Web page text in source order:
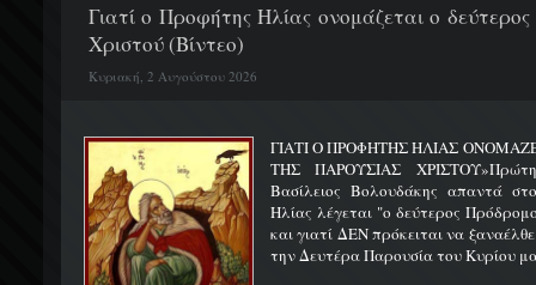
Γιατί ο Προφήτης Ηλίας ονομάζεται ο
Χριστού (Βίντεο)
Κυριακή, 2 Αυγούστου 2026
ΓΙΑΤΙ Ο ΠΡΟΦΗΤΗΣ ΗΛΙΑΣ
ΤΗΣ ΠΑΡΟΥΣΙΑΣ
Βασίλειος Βολουδάκης απαντά
Ηλίας λέγεται "ο δεύτερος
και γιατί ΔΕΝ πρόκειται να
την Δευτέρα Παρουσία του Κυρίου